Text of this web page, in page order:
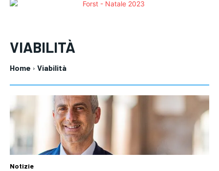
VIABILITÀ
Home Viabilità
Notizie